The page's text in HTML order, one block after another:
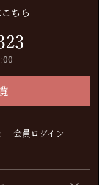
ちら
会員ログイン